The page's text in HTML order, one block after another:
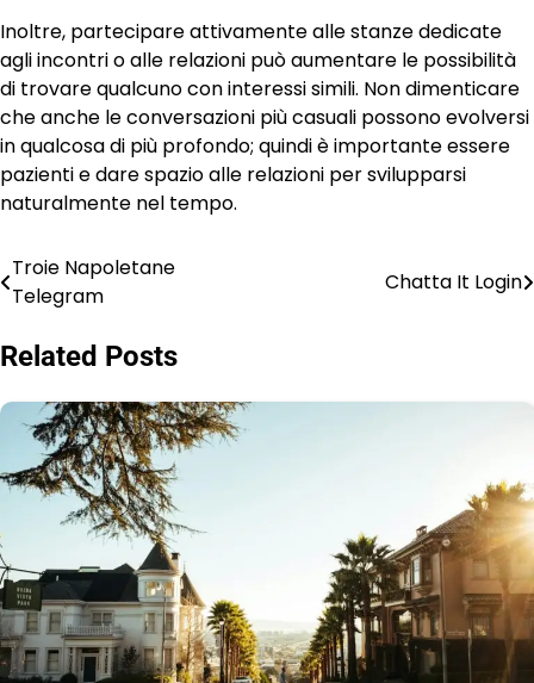
Inoltre, partecipare attivamente alle stanze dedicate
agli incontri o alle relazioni può aumentare le possibilità
di trovare qualcuno con interessi simili. Non dimenticare
che anche le conversazioni più casuali possono evolversi
in qualcosa di più profondo; quindi è importante essere
pazienti e dare spazio alle relazioni per svilupparsi
naturalmente nel tempo.
Post
navigation
Troie Napoletane
Telegram
Chatta It Login
Related Posts